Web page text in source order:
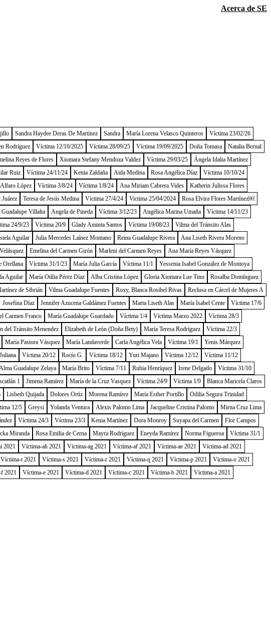
Acerca de SE
Sandra Haydee Deras De Martínez Sandra María Lorena Velasco Quinteros
Víctima 23/02/26
Rodríguez Víctima 12/10/2025 Víctima 28/09/25 Víctima 19/09/2025 Doña Tomasa
Natalia Bernal
Reyes de Flores Xiomara Stefany Mendoza Valdez Víctima 29/03/25
Ángela Idalia Martínez
Ruiz Víctima 24/11/24 Kenia Zaldaña Aida Medina Rosa Angélica Díaz
Víctima 10/10/24
López Víctima 3/8/24 Víctima 1/8/24 Ana Miriam Cabrera Vides
Katherin Julissa Flores
Teresa de Jesús Medina Víctima 27/4/24 Victima 25/04/2024
Rosa Elvira Flores Martínez￼
Villalta Angela de Pineda Víctima 3/12/23 Angélica Marina Umaña
Víctima 14/11/23
24/9/23 Víctima 20/9 Glady Aminta Santos Víctima 19/08/23
Vilma del Tránsito Alas
Aguilar Julia Mercedes Laínez Montano Reina Guadalupe Rivera
Ana Liseth Rivera Moreno
Emelina del Carmen Girón Marleni del Carmen Reyes
Ana María Reyes Vásquez
Orellana Víctima 31/1/23 María Julia García Víctima 11/1
Yessenia Isabel González de Montoya
Aguilar María Otilia Pérez Díaz Alba Cristina López Gloria Xiomara Lue Tino
Rosalba Domínguez
de Sibrián Vilma Guadalupe Fuentes Roxy, Blanca Rosibel Rivas
Reclusa en Cárcel de Mujeres A
Josefina Díaz Jennifer Azucena Galdámez Fuentes Marta Liseth Alas María Isabel Cente
Víctima 17/6
Carmen Franco María Guadalupe Guardado Víctima 1/4 Víctima Marzo 2022
Víctima 28/3
del Tránsito Menendez Elizabeth de León (Doña Bety) María Teresa Rodríguez
Víctima 22/3
María Pastora Vásquez María Landaverde Carla Angélica Vela Víctima 19/1
Yenis Márquez
Víctima 20/12 Rocío G. Víctima 18/12 Yuri Majano Víctima 12/12
Víctima 11/12
Guadalupe Zelaya María Brito Víctima 7/11 Rubia Henríquez Irene Delgado
Víctima 31/10
1 Jimena Ramírez María de la Cruz Vasquez Víctima 24/9 Víctima 1/9
Blanca Maricela Claros
Lisbeth Quijada Dolores Ortíz Morena Ramírez María Esther Portillo
Odilia Segura Trinidad
12/5 Greysi Yolanda Ventura Alexis Palomo Lima Jacqueline Cristina Palomo
Mirna Cruz Lima
Víctima 24/3 Víctima 23/3 Kenia Martínez Dora Monroy Suyapa del Carmen
Flor Campos
Miranda Rosa Emilia de Cerna Mayra Rodríguez Eneyda Ramírez Norma Figueroa
Víctima 31/1
2021 Víctima-ah 2021 Víctima-ag 2021 Víctima-af 2021 Víctima-ae 2021
Víctima-ad 2021
Víctima-t 2021 Víctima-s 2021 Víctima-r 2021 Víctima-q 2021 Víctima-p 2021
Víctima-o 2021
2021 Víctima-e 2021 Víctima-d 2021 Víctima-c 2021 Víctima-b 2021 Víctima-a 2021